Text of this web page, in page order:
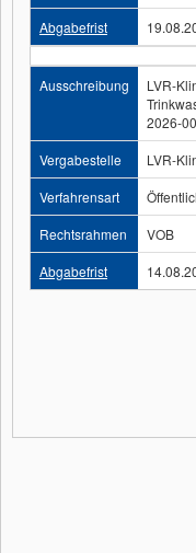
Abgabefrist
Ausschreibung
LVR-
2026-
Vergabestelle
LVR-
Verfahrensart
Rechtsrahmen
VOB
Abgabefrist